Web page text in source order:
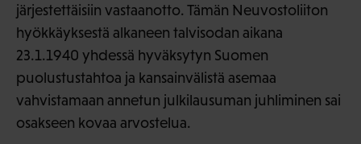
järjestettäisiin vastaanotto. Tämän Neuvostoliiton
hyökkäyksestä alkaneen talvisodan aikana
23.1.1940 yhdessä hyväksytyn Suomen
puolustustahtoa ja kansainvälistä asemaa
vahvistamaan annetun julkilausuman juhliminen sai
osakseen kovaa arvostelua.